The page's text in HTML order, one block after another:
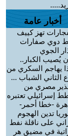
أخبار عامة
تهز كييف
دوي صفارات
الجوي
يُصيب الكبار..
يهاجم السكري من
الثاني الشباب ...
مصري من
إسرائيلي تعتبره
-خطا أحمر-
تدين الهجوم
على ناقلة نفط
في مضيق هر